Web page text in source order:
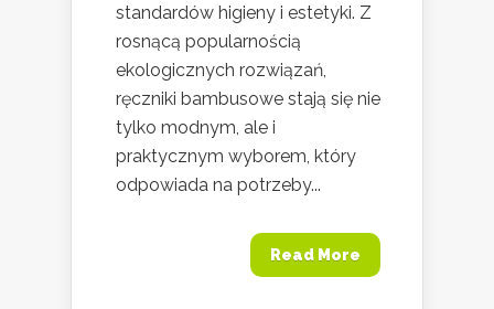
standardów higieny i estetyki. Z
rosnącą popularnością
ekologicznych rozwiązań,
ręczniki bambusowe stają się nie
tylko modnym, ale i
praktycznym wyborem, który
odpowiada na potrzeby...
Read More